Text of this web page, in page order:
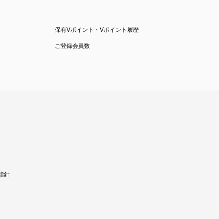
保有Vポイント・Vポイント履歴
ご登録会員数
針